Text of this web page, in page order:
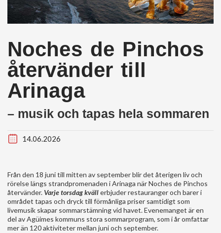
Noches de Pinchos
återvänder till
Arinaga
– musik och tapas hela sommaren
14.06.2026
Från den 18 juni till mitten av september blir det återigen liv och
rörelse längs strandpromenaden i Arinaga när Noches de Pinchos
återvänder. Varje torsdag kvällerbjuder restauranger och barer i
området tapas och dryck till förmånliga priser samtidigt som
livemusik skapar sommarstämning vid havet. Evenemanget är en
del av Agüimes kommuns stora sommarprogram, som i år omfattar
mer än 120 aktiviteter mellan juni och september.